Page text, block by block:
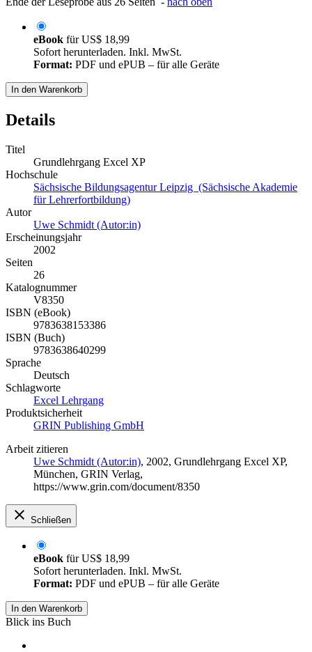
eBook fürUS$ 18,99
Sofort herunterladen. Inkl. MwSt.
Format: PDF und ePUB – für alle Geräte
In den Warenkorb
Details
Titel
Grundlehrgang Excel XP
Hochschule
Sächsische Bildungsagentur Leipzig (Sächsische Akademie
für Lehrerfortbildung)
Autor
Uwe Schmidt (Autor:in)
Erscheinungsjahr
2002
Seiten
26
Katalognummer
V8350
ISBN (eBook)
9783638153386
ISBN (Buch)
9783638640299
Sprache
Deutsch
Schlagworte
Excel Lehrgang
Produktsicherheit
GRIN Publishing GmbH
Arbeit zitieren
Uwe Schmidt (Autor:in), 2002, Grundlehrgang Excel XP,
München, GRIN Verlag,
https://www.grin.com/document/8350
Schließen
eBook fürUS$ 18,99
Sofort herunterladen. Inkl. MwSt.
Format: PDF und ePUB – für alle Geräte
In den Warenkorb
Blick ins Buch